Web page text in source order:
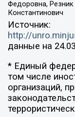
Федоровна,
Константинович
Источник:
http://
данные на
* Единый
том числе
организаций,